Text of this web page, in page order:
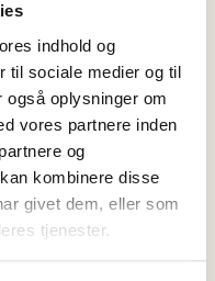
indhold og
til sociale medier og til
oplysninger om
vores partnere inden
og
kombinere disse
givet dem, eller som
tjenester.
i 2000´erne
til produkterne
mejeridrift med
1890, så man
fået en vis
smager af noget.
til mejerist, så
del i de sidste 125